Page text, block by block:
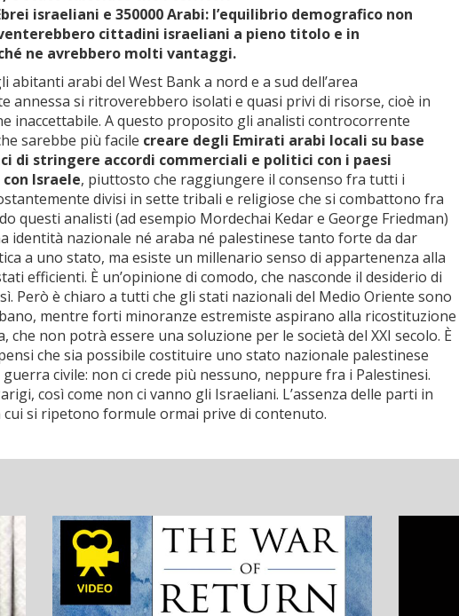
israeliani e 350000 Arabi: l’equilibrio demografico non
cittadini israeliani a pieno titolo e in
ne avrebbero molti vantaggi.
abitanti arabi del West Bank a nord e a sud dell’area
annessa si ritroverebbero isolati e quasi privi di risorse, cioè in
inaccettabile. A questo proposito gli analisti controcorrente
sarebbe più facile creare degli Emirati arabi locali su base
di stringere accordi commerciali e politici con i paesi
Israele, piuttosto che raggiungere il consenso fra tutti i
divisi in sette tribali e religiose che si combattono fra
questi analisti (ad esempio Mordechai Kedar e George Friedman)
identità nazionale né araba né palestinese tanto forte da dar
a uno stato, ma esiste un millenario senso di appartenenza alla
efficienti. È un’opinione di comodo, che nasconde il desiderio di
Però è chiaro a tutti che gli stati nazionali del Medio Oriente sono
mentre forti minoranze estremiste aspirano alla ricostituzione
che non potrà essere una soluzione per le società del XXI secolo. È
che sia possibile costituire uno stato nazionale palestinese
civile: non ci crede più nessuno, neppure fra i Palestinesi.
così come non ci vanno gli Israeliani. L’assenza delle parti in
si ripetono formule ormai prive di contenuto.